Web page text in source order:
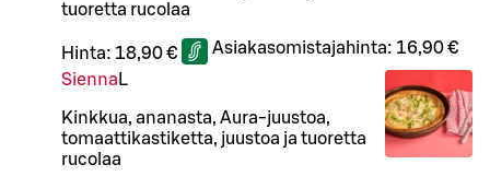
tuoretta rucolaa
Hinta: 18,90 € Asiakasomistajahinta: 16,90 €
Sienna L
Kinkkua, ananasta, Aura-juustoa,
tomaattikastiketta, juustoa ja tuoretta
rucolaa